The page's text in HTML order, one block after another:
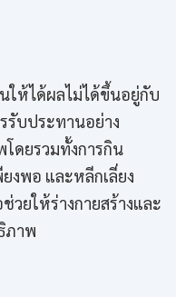
ห้ได้ผลไม่ได้ขึ้นอยู่กับ
รับประทานอย่าง
ดยรวมทั้งการกิน
งพอ และหลีกเลี่ยง
วยให้ร่างกายสร้างและ
ภาพ